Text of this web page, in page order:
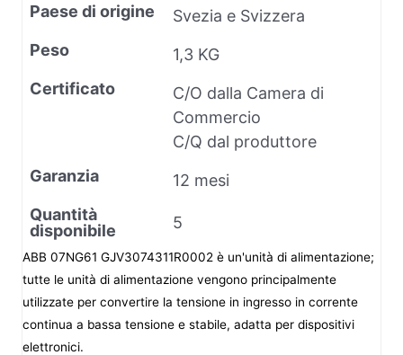
Paese di origine
Svezia e Svizzera
Peso
1,3 KG
Certificato
C/O dalla Camera di
Commercio
C/Q dal produttore
Garanzia
12 mesi
Quantità
disponibile
5
ABB 07NG61 GJV3074311R0002 è un'unità di alimentazione;
tutte le unità di alimentazione vengono principalmente
utilizzate per convertire la tensione in ingresso in corrente
continua a bassa tensione e stabile, adatta per dispositivi
elettronici.